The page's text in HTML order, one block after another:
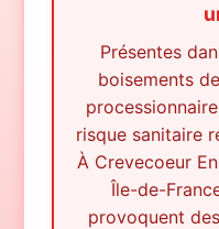
Présentes
boisements
risque sanitaire
À Crevecoeur
Île-de-
provoquent des